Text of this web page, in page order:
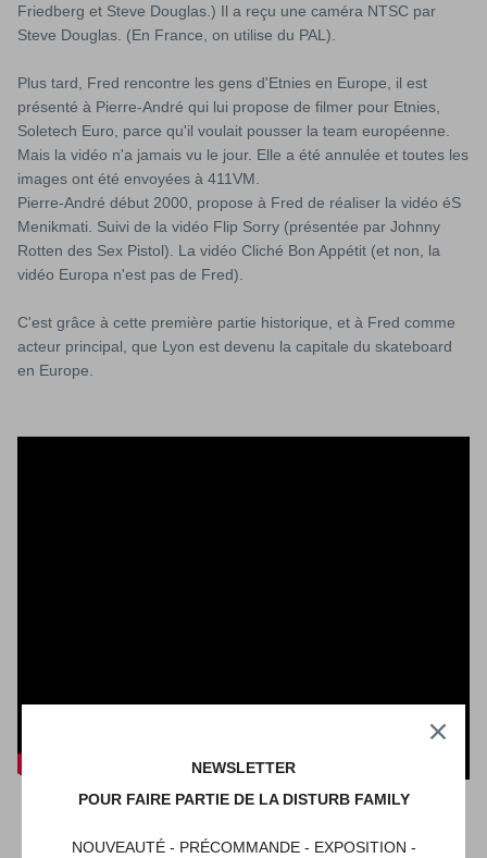
Friedberg et Steve Douglas.) Il a reçu une caméra NTSC par
Steve Douglas. (En France, on utilise du PAL).
Plus tard, Fred rencontre les gens d'Etnies en Europe, il est
présenté à Pierre-André qui lui propose de filmer pour Etnies,
Soletech Euro, parce qu'il voulait pousser la team européenne.
Mais la vidéo n'a jamais vu le jour. Elle a été annulée et toutes les
images ont été envoyées à 411VM.
Pierre-André début 2000, propose à Fred de réaliser la vidéo éS
Menikmati. Suivi de la vidéo Flip Sorry (présentée par Johnny
Rotten des Sex Pistol). La vidéo Cliché Bon Appétit (et non, la
vidéo Europa n'est pas de Fred).
C'est grâce à cette première partie historique, et à Fred comme
acteur principal, que Lyon est devenu la capitale du skateboard
en Europe.
NEWSLETTER
POUR FAIRE PARTIE DE LA DISTURB FAMILY
NOUVEAUTÉ - PRÉCOMMANDE - EXPOSITION -